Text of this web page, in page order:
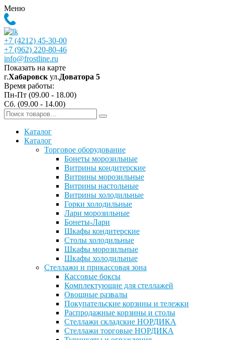
Меню
+7 (4212) 45-30-00
+7 (962) 220-80-46
info@frostline.ru
Показать на карте
г.Хабаровск ул.Доватора 5
Время работы:
Пн-Пт (09.00 - 18.00)
Сб. (09.00 - 14.00)
Каталог
Каталог
Торговое оборудование
Бонеты морозильные
Витрины кондитерские
Витрины морозильные
Витрины настольные
Витрины холодильные
Горки холодильные
Лари морозильные
Бонеты-Лари
Шкафы кондитерские
Столы холодильные
Шкафы морозильные
Шкафы холодильные
Стеллажи и прикассовая зона
Кассовые боксы
Комплектующие для стеллажей
Овощные развалы
Покупательские корзины и тележки
Распродажные корзины и столы
Стеллажи складские НОРДИКА
Стеллажи торговые НОРДИКА